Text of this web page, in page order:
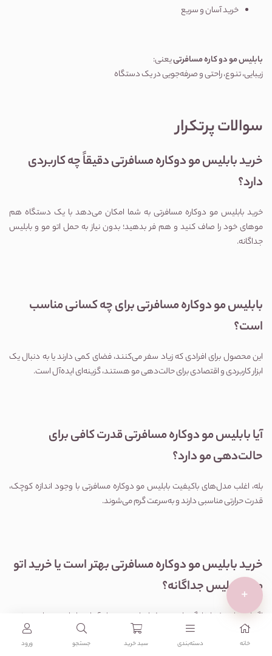
خرید آسان و سریع
بابلیس مو دو کاره مسافرتی یعنی:
زیبایی، تنوع، راحتی و صرفه‌جویی در یک دستگاه
سوالات پرتکرار
دارد؟
جداگانه.
است؟
ابزار کاربردی و اقتصادی برای حالت‌دهی مو هستند، گزینه‌ای ایده‌آل است.
حالت‌دهی مو دارد؟
قدرت حرارتی مناسبی دارند و به‌سرعت گرم می‌شوند.
مو و بابلیس جداگانه؟
بابلیس مو دوکاره مسافرتی انتخاب بهتری خواهد بود.
+
خانه دسته‌بندی‌ سبد خرید جستجو ورود